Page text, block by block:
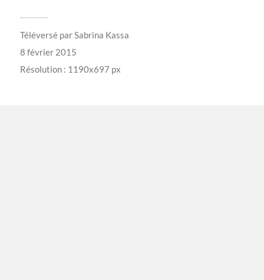
Téléversé parSabrina Kassa
8 février 2015
Résolution : 1190x697 px